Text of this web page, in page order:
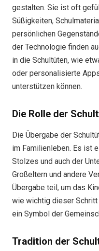
gestalten. Sie ist oft
Süßigkeiten,
persönlichen
der Technologie finden
in die Schultüten, wie
oder personalisierte
unterstützen können.
Die Rolle der
Die Übergabe der
im Familienleben. Es ist
Stolzes und auch der
Großeltern und andere
Übergabe teil, um das
wie wichtig dieser
ein Symbol der
Tradition der